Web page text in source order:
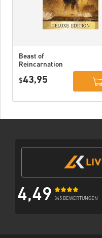
Beast of
Reincarnation
PC (STEAM)
$43,95
4,49 345 BEWERTUNGEN